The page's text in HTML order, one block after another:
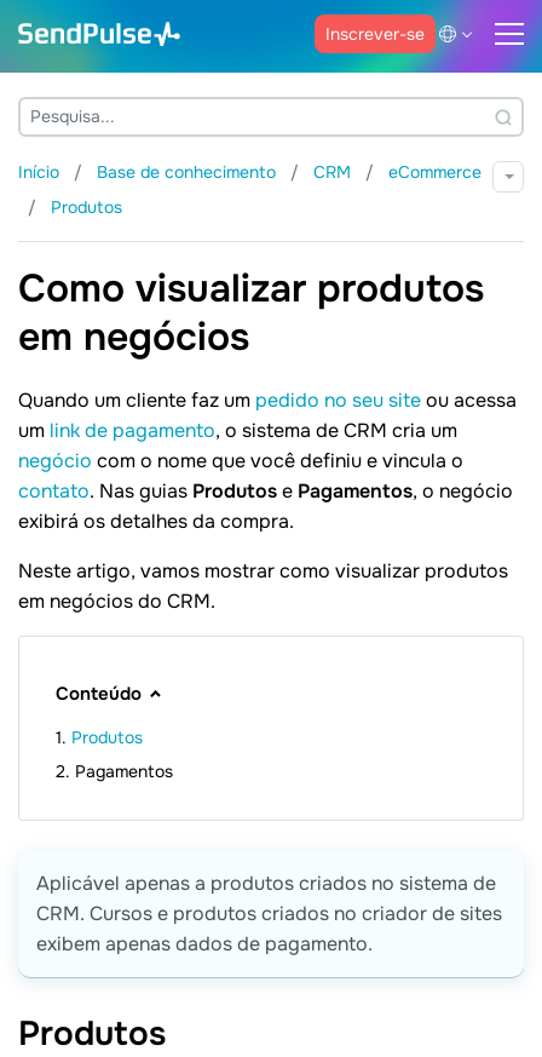
Inscrever-se
Início Base de conhecimento CRM
eCommerce
Produtos
Como visualizar produtos
em negócios
Quando um cliente faz um pedido no seu siteou acessa
um link de pagamento, o sistema de CRM cria um
negócio com o nome que você definiu e vincula o
contato. Nas guias Produtose Pagamentos, o negócio
exibirá os detalhes da compra.
Neste artigo, vamos mostrar como visualizar produtos
em negócios do CRM.
Conteúdo
Produtos
Pagamentos
Aplicável apenas a produtos criados no sistema de
CRM. Cursos e produtos criados no criador de sites
exibem apenas dados de pagamento.
Produtos